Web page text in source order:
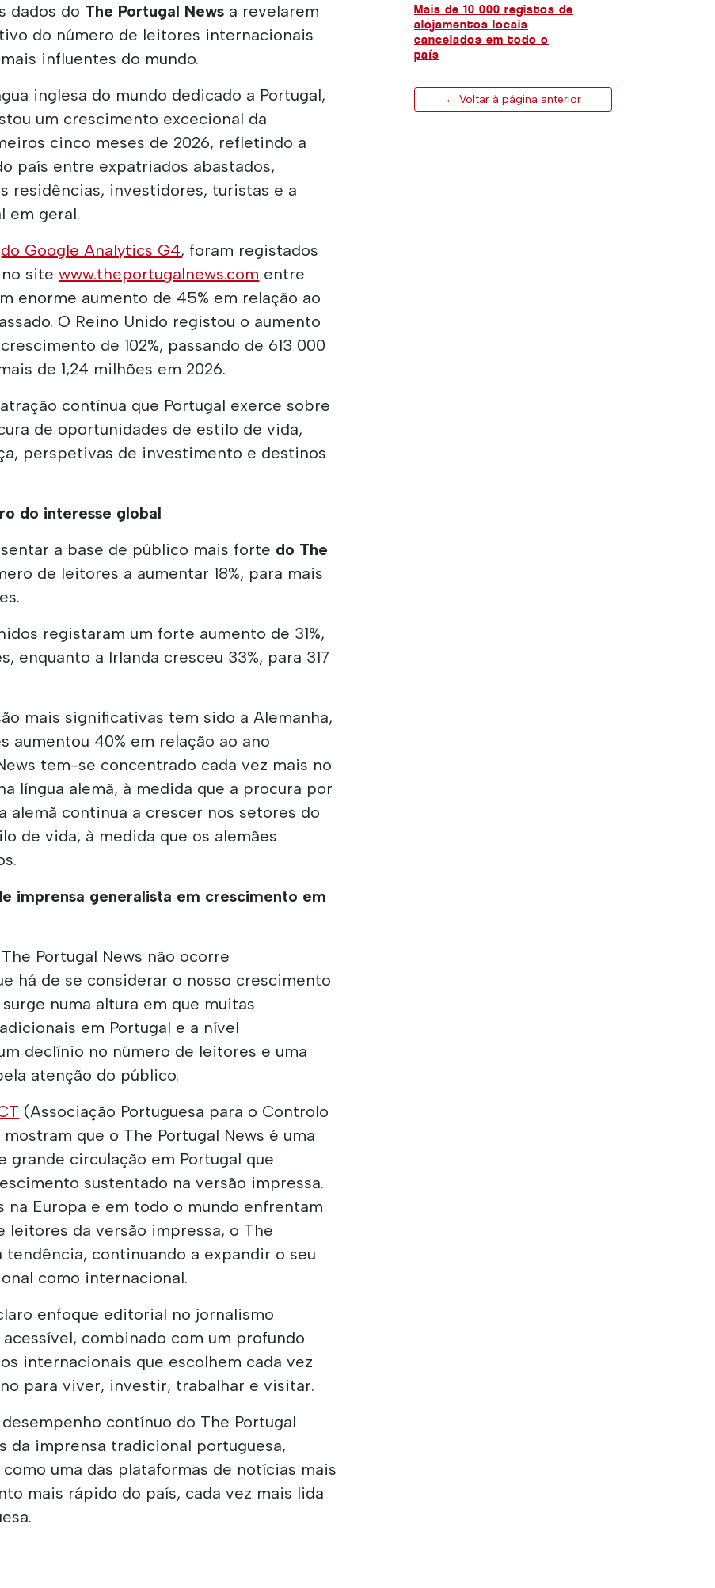
dados do The Portugal News a revelarem
do número de leitores internacionais
influentes do mundo.
inglesa do mundo dedicado a Portugal,
um crescimento excecional da
cinco meses de 2026, refletindo a
país entre expatriados abastados,
residências, investidores, turistas e a
em geral.
do Google Analytics G4, foram registados
no sitewww.theportugalnews.com entre
enorme aumento de 45% em relação ao
O Reino Unido registou o aumento
de 102%, passando de 613 000
de 1,24 milhões em 2026.
contínua que Portugal exerce sobre
de oportunidades de estilo de vida,
perspetivas de investimento e destinos
do interesse global
a base de público mais forte do The
de leitores a aumentar 18%, para mais
registaram um forte aumento de 31%,
enquanto a Irlanda cresceu 33%, para 317
mais significativas tem sido a Alemanha,
aumentou 40% em relação ao ano
tem-se concentrado cada vez mais no
língua alemã, à medida que a procura por
alemã continua a crescer nos setores do
de vida, à medida que os alemães
imprensa generalista em crescimento em
Portugal News não ocorre
há de se considerar o nosso crescimento
numa altura em que muitas
em Portugal e a nível
declínio no número de leitores e uma
atenção do público.
(Associação Portuguesa para o Controlo
que o The Portugal News é uma
grande circulação em Portugal que
sustentado na versão impressa.
na Europa e em todo o mundo enfrentam
leitores da versão impressa, o The
tendência, continuando a expandir o seu
como internacional.
enfoque editorial no jornalismo
combinado com um profundo
internacionais que escolhem cada vez
para viver, investir, trabalhar e visitar.
contínuo do The Portugal
da imprensa tradicional portuguesa,
uma das plataformas de notícias mais
mais rápido do país, cada vez mais lida
Mais de 10 000 registos de
alojamentos locais
cancelados em todo o
país
← Voltar à página anterior